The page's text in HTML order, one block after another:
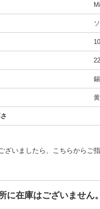
錫
黄
ざいましたら、こちらからご
に在庫はございません。